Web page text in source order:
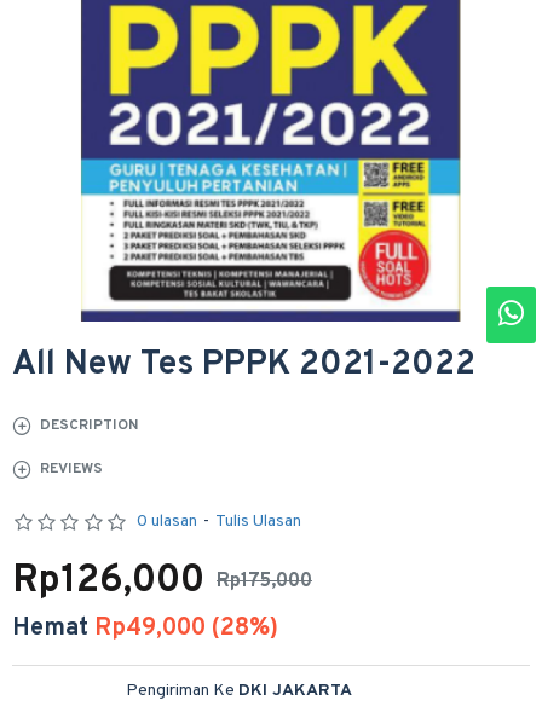
All New Tes PPPK 2021-2022
DESCRIPTION
REVIEWS
0 ulasan - Tulis Ulasan
Rp175,000
Rp126,000
Hemat Rp49,000 (28%)
Pengiriman Ke DKI JAKARTA